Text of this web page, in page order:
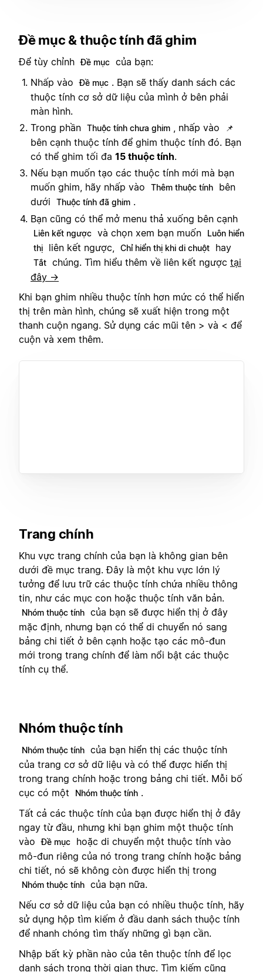
Đề mục & thuộc tính đã ghim
Để tùy chỉnh Đề mục của bạn:
Nhấp vào
Đề mục . Bạn sẽ thấy danh sách các
thuộc tính cơ sở dữ liệu của mình ở bên phải
màn hình.
Trong phần Thuộc tính chưa ghim , nhấp vào 📌
bên cạnh thuộc tính để ghim thuộc tính đó. Bạn
có thể ghim tối đa 15 thuộc tính.
Nếu bạn muốn tạo các thuộc tính mới mà bạn
muốn ghim, hãy nhấp vào
Thêm thuộc tính
bên
dưới
Thuộc tính đã ghim .
Bạn cũng có thể mở menu thả xuống bên cạnh
Liên kết ngược và chọn xem bạn muốn
Luôn hiển
thị
liên kết ngược, Chỉ hiển thị khi di chuột hay
Tắt chúng. Tìm hiểu thêm về liên kết ngược tại
đây →
Khi bạn ghim nhiều thuộc tính hơn mức có thể hiển
thị trên màn hình, chúng sẽ xuất hiện trong một
thanh cuộn ngang. Sử dụng các mũi tên > và < để
cuộn và xem thêm.
Trang chính
Khu vực trang chính của bạn là không gian bên
dưới đề mục trang. Đây là một khu vực lớn lý
tưởng để lưu trữ các thuộc tính chứa nhiều thông
tin, như các mục con hoặc thuộc tính văn bản.
Nhóm thuộc tính của bạn sẽ được hiển thị ở đây
mặc định, nhưng bạn có thể di chuyển nó sang
bảng chi tiết ở bên cạnh hoặc tạo các mô-đun
mới trong trang chính để làm nổi bật các thuộc
tính cụ thể.
Nhóm thuộc tính
Nhóm thuộc tính của bạn hiển thị các thuộc tính
của trang cơ sở dữ liệu và có thể được hiển thị
trong trang chính hoặc trong bảng chi tiết. Mỗi bố
cục có một
Nhóm thuộc tính .
Tất cả các thuộc tính của bạn được hiển thị ở đây
ngay từ đầu, nhưng khi bạn ghim một thuộc tính
vào
Đề mục
hoặc di chuyển một thuộc tính vào
mô-đun riêng của nó trong trang chính hoặc bảng
chi tiết, nó sẽ không còn được hiển thị trong
Nhóm thuộc tính của bạn nữa.
Nếu cơ sở dữ liệu của bạn có nhiều thuộc tính, hãy
sử dụng hộp tìm kiếm ở đầu danh sách thuộc tính
để nhanh chóng tìm thấy những gì bạn cần.
Nhập bất kỳ phần nào của tên thuộc tính để lọc
danh sách trong thời gian thực. Tìm kiếm cũng